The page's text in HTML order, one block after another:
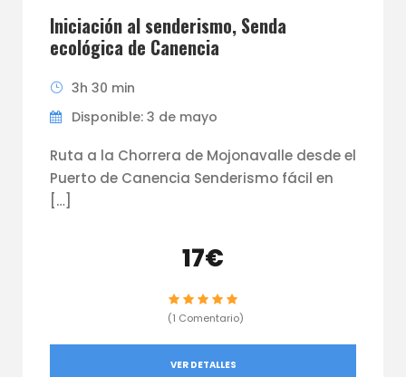
Iniciación al senderismo, Senda
ecológica de Canencia
3h 30 min
Disponible: 3 de mayo
Ruta a la Chorrera de Mojonavalle desde el
Puerto de Canencia Senderismo fácil en
[…]
17€
(1 Comentario)
VER DETALLES